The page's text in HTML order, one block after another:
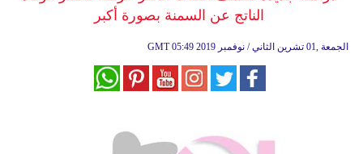
سياحة
الناتج عن السمنة بصورة أكبر
GMT 05:49 2019 الجمعة ,01 تشرين الثاني / نوفمبر